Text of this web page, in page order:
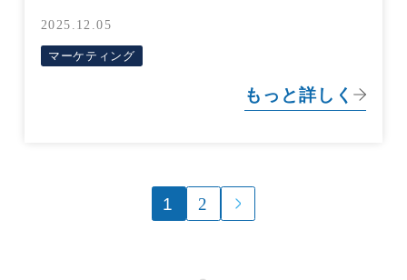
作り方まで
2025.12.05
マーケティング
もっと詳しく
1 2